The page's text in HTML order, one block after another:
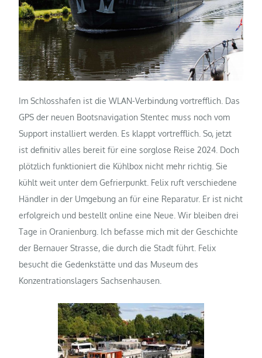
Im Schlosshafen ist die WLAN-Verbindung vortrefflich. Das
GPS der neuen Bootsnavigation Stentec muss noch vom
Support installiert werden. Es klappt vortrefflich. So, jetzt
ist definitiv alles bereit für eine sorglose Reise 2024. Doch
plötzlich funktioniert die Kühlbox nicht mehr richtig. Sie
kühlt weit unter dem Gefrierpunkt. Felix ruft verschiedene
Händler in der Umgebung an für eine Reparatur. Er ist nicht
erfolgreich und bestellt online eine Neue. Wir bleiben drei
Tage in Oranienburg. Ich befasse mich mit der Geschichte
der Bernauer Strasse, die durch die Stadt führt. Felix
besucht die Gedenkstätte und das Museum des
Konzentrationslagers Sachsenhausen.